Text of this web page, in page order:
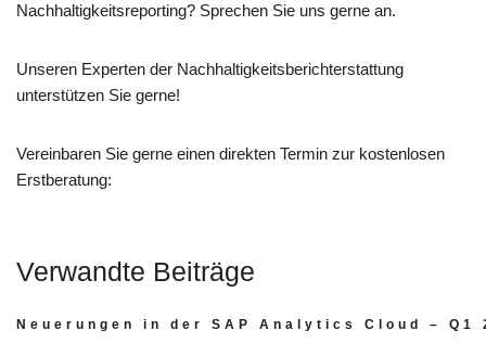
Nachhaltigkeitsreporting? Sprechen Sie uns gerne an.
Unseren Experten der Nachhaltigkeitsberichterstattung
unterstützen Sie gerne!
Vereinbaren Sie gerne einen direkten Termin zur kostenlosen
Erstberatung:
Verwandte Beiträge
Neuerungen in der SAP Analytics Cloud – Q1